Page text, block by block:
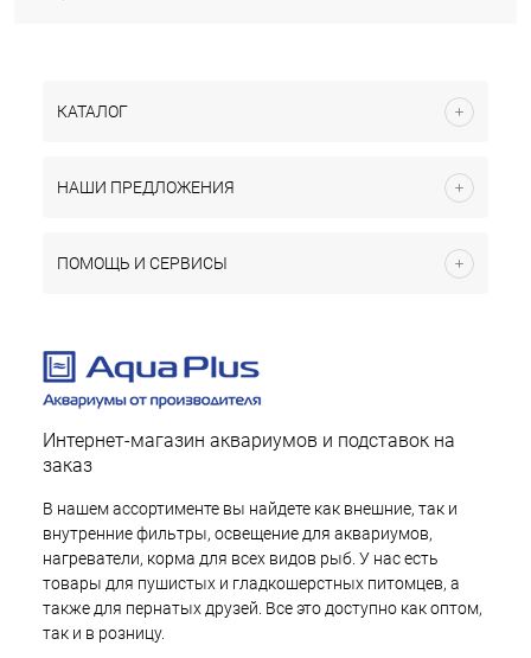
КАТАЛОГ
НАШИ ПРЕДЛОЖЕНИЯ
ПОМОЩЬ И СЕРВИСЫ
Интернет-магазин аквариумов и подставок на
заказ
В нашем ассортименте вы найдете как внешние, так и
внутренние фильтры, освещение для аквариумов,
нагреватели, корма для всех видов рыб. У нас есть
товары для пушистых и гладкошерстных питомцев, а
также для пернатых друзей. Все это доступно как оптом,
так и в розницу.